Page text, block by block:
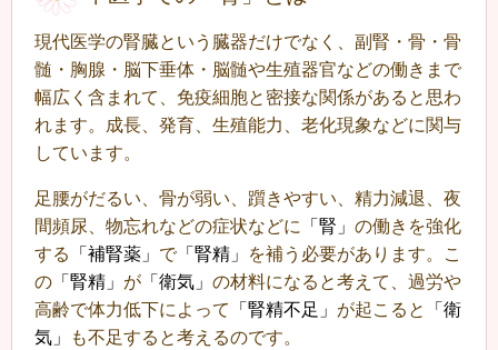
現代医学の腎臓という臓器だけでなく、副腎・骨・骨
髄・胸腺・脳下垂体・脳髄や生殖器官などの働きまで
幅広く含まれて、免疫細胞と密接な関係があると思わ
れます。成長、発育、生殖能力、老化現象などに関与
しています。
足腰がだるい、骨が弱い、躓きやすい、精力減退、夜
間頻尿、物忘れなどの症状などに
「腎」 の働きを強化
する
「補腎薬」 で「腎精」
を補う必要があります。こ
の 「腎精」 が 「衛気」 の材料になると考えて、過労や
高齢で体力低下によって
「腎精不足」 が起こると
「衛
気」
も不足すると考えるのです。